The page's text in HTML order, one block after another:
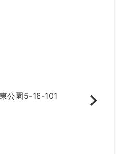
公園5-18-101